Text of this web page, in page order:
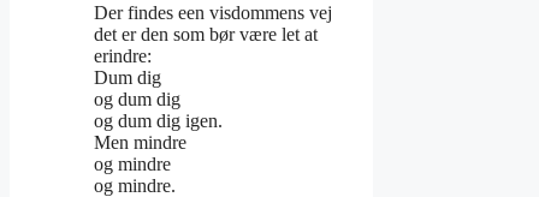
Der findes een visdommens vej
det er den som bør være let at
erindre:
Dum dig
og dum dig
og dum dig igen.
Men mindre
og mindre
og mindre.